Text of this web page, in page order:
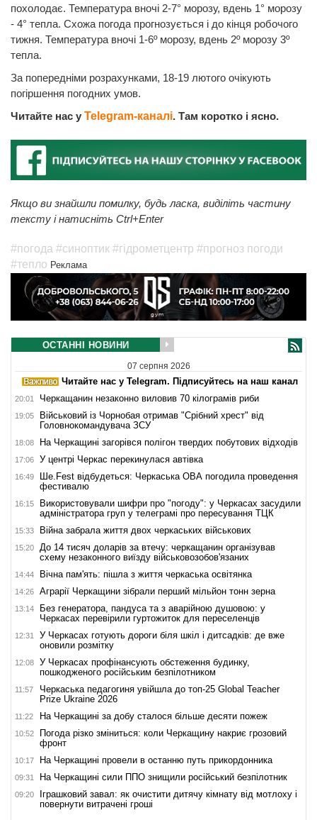
похолодає. Температура вночі 2-7° морозу, вдень 1° морозу
- 4° тепла. Схожа погода прогнозується і до кінця робочого
тижня. Температура вночі 1-6º морозу, вдень 2º морозу 3º
тепла.
За попередніми розрахунками, 18-19 лютого очікують
погіршення погодних умов.
Читайте нас у Telegram-каналі. Там коротко і ясно.
Якщо ви знайшли помилку, будь ласка, виділіть частину
тексту і натисніть Ctrl+Enter
#погода #синоптик #гідрометцентр #прогноз погоди
#тепло Реклама
ОСТАННІ НОВИНИ
07 серпня 2026
Читайте нас у Telegram. Підписуйтесь на наш канал
20:01 Черкащанин незаконно виловив 70 кілограмів риби
19:05
Військовий із Чорнобая отримав "Срібний хрест" від
Головнокомандувача ЗСУ
18:08 На Черкащині загорівся полігон твердих побутових відходів
17:06 У центрі Черкас перекинулася автівка
16:49
Ше.Fest відбудеться: Черкаська ОВА погодила проведення
фестивалю
16:15
Використовували шифри про "погоду": у Черкасах засудили
адміністратора груп у телеграмі про пересування ТЦК
15:33 Війна забрала життя двох черкаських військових
15:20
До 14 тисяч доларів за втечу: черкащанин організував
схему незаконного виїзду військовозобов'язаних
14:44 Вічна пам'ять: пішла з життя черкаська освітянка
14:26 Аграрії Черкащини зібрали перший мільйон тонн зерна
13:14
Без генератора, пандуса та з аварійною душовою: у
Черкасах перевірили гуртожиток для переселенців
12:31
У Черкасах готують дороги біля шкіл і дитсадків: де вже
оновили розмітку
12:08
У Черкасах профінансують обстеження будинку,
пошкодженого російським безпілотником
11:57
Черкаська педагогиня увійшла до топ-25 Global Teacher
Prize Ukraine 2026
11:22 На Черкащині за добу сталося більше десяти пожеж
10:52
Погода різко зміниться: коли Черкащину накриє грозовий
фронт
10:17 На Черкащині провели в останню путь прикордонника
09:31 На Черкащині сили ППО знищили російський безпілотник
09:20
Іграшковий завал: як очистити дитячу кімнату від мотлоху і
повернути витрачені гроші